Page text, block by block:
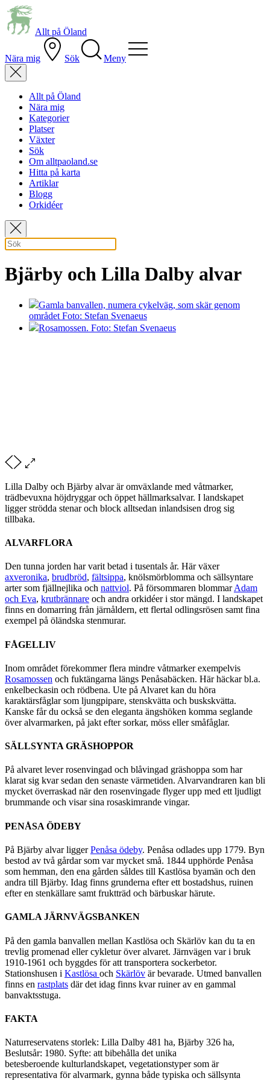
Allt på Öland
Nära mig Sök Meny
Allt på Öland
Nära mig
Kategorier
Platser
Växter
Sök
Om alltpaoland.se
Hitta på karta
Artiklar
Blogg
Orkidéer
Bjärby och Lilla Dalby alvar
Gamla banvallen, numera cykelväg, som skär genom
området Foto: Stefan Svenaeus
Rosamossen. Foto: Stefan Svenaeus
Lilla Dalby och Bjärby alvar är omväxlande med våtmarker,
trädbevuxna höjdryggar och öppet hällmarksalvar. I landskapet
ligger strödda stenar och block alltsedan inlandsisen drog sig
tillbaka.
ALVARFLORA
Den tunna jorden har varit betad i tusentals år. Här växer
axveronika, brudbröd, fältsippa, knölsmörblomma och sällsyntare
arter som fjällnejlika och nattviol. På försommaren blommarAdam
och Eva, krutbrännare och andra orkidéer i stor mängd. I landskapet
finns en domarring från järnåldern, ett flertal odlingsrösen samt fina
exempel på öländska stenmurar.
FÅGELLIV
Inom området förekommer flera mindre våtmarker exempelvis
Rosamossen och fuktängarna längs Penåsabäcken. Här häckar bl.a.
enkelbeckasin och rödbena. Ute på Alvaret kan du höra
karaktärsfåglar som ljungpipare, stenskvätta och buskskvätta.
Kanske får du också se den eleganta ängshöken komma seglande
över alvarmarken, på jakt efter sorkar, möss eller småfåglar.
SÄLLSYNTA GRÄSHOPPOR
På alvaret lever rosenvingad och blåvingad gräshoppa som har
klarat sig kvar sedan den senaste värmetiden. Alvarvandraren kan bli
mycket överraskad när den rosenvingade flyger upp med ett ljudligt
brummande och visar sina rosaskimrande vingar.
PENÅSA ÖDEBY
På Bjärby alvar liggerPenåsa ödeby. Penåsa odlades upp 1779. Byn
bestod av två gårdar som var mycket små. 1844 upphörde Penåsa
som hemman, den ena gården såldes till Kastlösa byamän och den
andra till Bjärby. Idag finns grunderna efter ett bostadshus, ruinen
efter en stenkällare samt fruktträd och bärbuskar härute.
GAMLA JÄRNVÄGSBANKEN
På den gamla banvallen mellan Kastlösa och Skärlöv kan du ta en
trevlig promenad eller cykletur över alvaret. Järnvägen var i bruk
1910-1961 och byggdes för att transportera sockerbetor.
Stationshusen i Kastlösa och Skärlöv är bevarade. Utmed banvallen
finns en rastplats där det idag finns kvar ruiner av en gammal
banvaktsstuga.
FAKTA
Naturreservatens storlek: Lilla Dalby 481 ha, Bjärby 326 ha,
Beslutsår: 1980. Syfte: att bibehålla det unika
betesberoende kulturlandskapet, vegetationstyper som är
representativa för alvarmark, gynna både typiska och sällsynta